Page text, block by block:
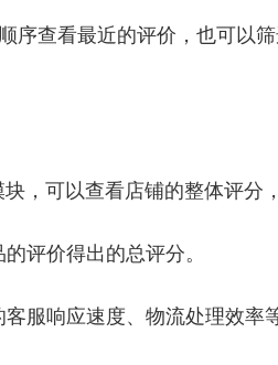
序查看最近的评价，也可以
，可以查看店铺的整体评分
评价得出的总评分。
服响应速度、物流处理效率